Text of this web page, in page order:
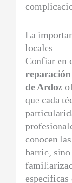
La
locales
Confiar en
de Ardoz
que cada
conocen
barrio, sino
específicas